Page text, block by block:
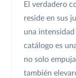
El verdadero
reside en sus
una
catálogo es
no solo
también